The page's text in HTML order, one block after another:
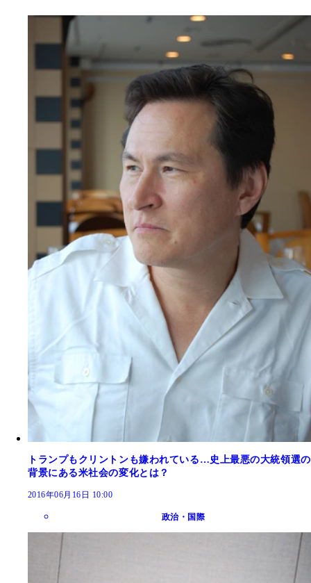
トランプもクリントンも嫌われている…史上最悪の大統領選の
背景にある米社会の変化とは？
2016年06月16日 10:00
政治・国際